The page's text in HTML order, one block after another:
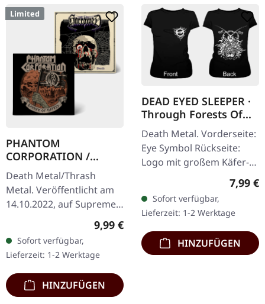
Limited
PHANTOM
CORPORATION /
HARROWED · Split |
DIGIPAK CD
Death Metal/Thrash
Metal. Veröffentlicht am
14.10.2022, auf Supreme
Chaos Records. Wende-
DigiPak mit je einer Band
auf einer Seite und 8-
seitigem…
Regulärer Preis:
9,99 €
Sofort verfügbar,
Lieferzeit: 1-2 Werktage
HINZUFÜGEN
DEAD EYED SLEEPER ·
Through Forests Of
Nonentities Bug |
GIRLIE L
Death Metal. Vorderseite:
Eye Symbol Rückseite:
Logo mit großem Käfer-
Artwork 100% Baumwolle
7,99 €
Sofort verfügbar,
Lieferzeit: 1-2 Werktage
HINZUFÜGEN